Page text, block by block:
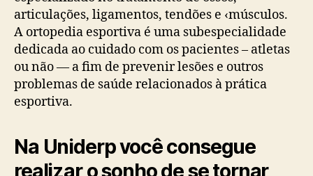
articulações, ligamentos, tendões e ‹músculos.
A ortopedia esportiva é uma subespecialidade
dedicada ao cuidado com os pacientes – atletas
ou não — a fim de prevenir lesões e outros
problemas de saúde relacionados à prática
esportiva.
Na Uniderp você consegue
realizar o sonho de se tornar